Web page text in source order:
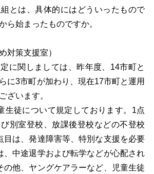
とは、具体的にはどういったもので
ら始まったものですか。
対策支援室）
に関しましては、昨年度、14市町と
に3市町が加わり、現在17市町と運用
ざいます。
生徒について規定しております。1点
別室登校、放課後登校などの不登校
目は、発達障害等、特別な支援を必要
、中途退学および転学などが心配され
の他、ヤングケアラーなど、児童生徒